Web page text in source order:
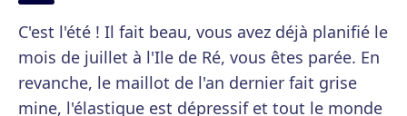
C'est l'été ! Il fait beau, vous avez déjà planifié le
mois de juillet à l'Ile de Ré, vous êtes parée. En
revanche, le maillot de l'an dernier fait grise
mine, l'élastique est dépressif et tout le monde